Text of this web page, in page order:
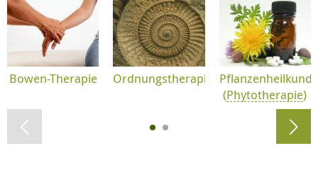
Bowen-Therapie Ordnungstherapie
Pflanzenheilkunde
(Phytotherapie)